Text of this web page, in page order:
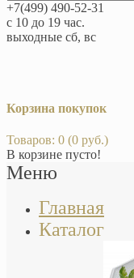
+7(499) 490-52-31
с 10 до 19 час.
выходные сб, вс
Корзина покупок
Товаров: 0 (0 руб.)
В корзине пусто!
Меню
Главная
Каталог